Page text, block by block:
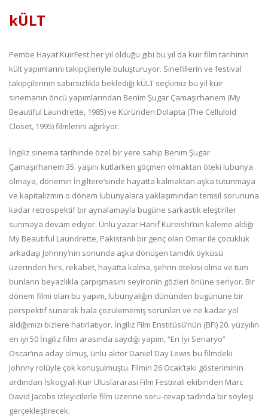
kÜLT
Pembe Hayat KuirFest her yıl olduğu gibi bu yıl da kuir film tarihinin
kült yapımlarını takipçileriyle buluşturuyor. Sinefillerin ve festival
takipçilerinin sabırsızlıkla beklediği kÜLT seçkimiz bu yıl kuir
sinemanın öncü yapımlarından Benim Şugar Çamaşırhanem (My
Beautiful Laundrette, 1985) ve Küründen Dolapta (The Celluloid
Closet, 1995) filmlerini ağırlıyor.
İngiliz sinema tarihinde özel bir yere sahip Benim Şugar
Çamaşırhanem 35. yaşını kutlarken göçmen olmaktan öteki lubunya
olmaya, dönemin İngiltere’sinde hayatta kalmaktan aşka tutunmaya
ve kapitalizmin o dönem lubunyalara yaklaşımından temsil sorununa
kadar retrospektif bir aynalamayla bugüne sarkastik eleştiriler
sunmaya devam ediyor. Ünlü yazar Hanif Kureishi’nin kaleme aldığı
My Beautiful Laundrette, Pakistanlı bir genç olan Omar ile çocukluk
arkadaşı Johnny’nin sonunda aşka dönüşen tanıdık öyküsü
üzerinden hırs, rekabet, hayatta kalma, şehrin ötekisi olma ve tüm
bunların beyazlıkla çarpışmasını seyircinin gözleri önüne seriyor. Bir
dönem filmi olan bu yapım, lubunyalığın dününden bugününe bir
perspektif sunarak hala çözülememiş sorunları ve ne kadar yol
aldığımızı bizlere hatırlatıyor. İngiliz Film Enstitüsü’nün (BFI) 20. yüzyılın
en iyi 50 İngiliz filmi arasında saydığı yapım, “En İyi Senaryo”
Oscar’ına aday olmuş, ünlü aktör Daniel Day Lewis bu filmdeki
Johnny rolüyle çok konuşulmuştu. Filmin 26 Ocak’taki gösteriminin
ardından İskoçyalı Kuir Uluslararası Film Festivali ekibinden Marc
David Jacobs izleyicilerle film üzerine soru-cevap tadında bir söyleşi
gerçekleştirecek.